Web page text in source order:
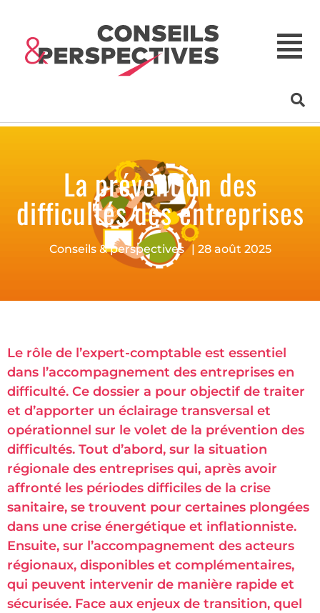
La prévention des
difficultés des entreprises
Conseils & perspectives | 28 août 2025
Le rôle de l’expert-comptable est essentiel
dans l’accompagnement des entreprises en
difficulté. Ce dossier a pour objectif de traiter
et d’apporter un éclairage transversal et
opérationnel sur le volet de la prévention des
difficultés. Tout d’abord, sur la situation
régionale des entreprises qui, après avoir
affronté les périodes difficiles de la crise
sanitaire, se trouvent pour certaines plongées
dans une crise énergétique et inflationniste.
Ensuite, sur l’accompagnement des acteurs
régionaux, disponibles et complémentaires,
qui peuvent intervenir de manière rapide et
sécurisée. Face aux enjeux de transition, quel